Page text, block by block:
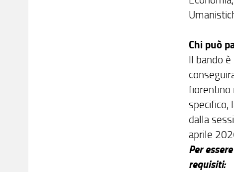
Chi può
Il bando
fiorentino
specifico,
dalla
aprile
Per
requisiti: